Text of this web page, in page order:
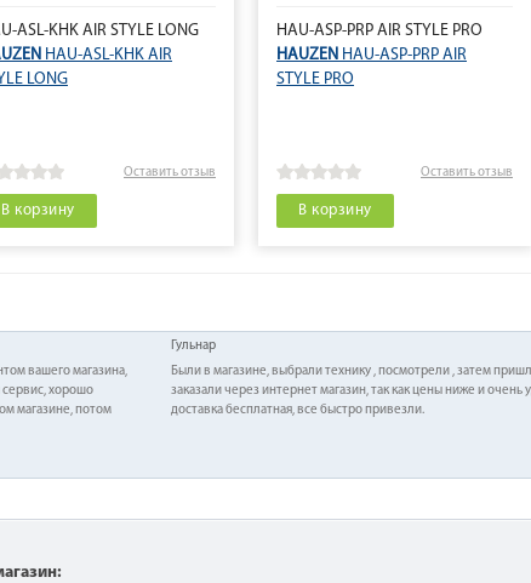
ASL-KHK AIR STYLE LONG
HAU-ASL-KHK AIR
LONG
Оставить отзыв
В корзину
HAU-ASP-PRP AIR STYLE PRO
HAUZEN HAU-ASP-PRP AIR
STYLE PRO
Оставить отзыв
В корзину
вашего магазина,
хорошо
магазине, потом
Гульнар
Были в магазине, выбрали технику , посмотрели , затем
заказали через интернет магазин, так как цены ниже и очень
доставка бесплатная, все быстро привезли.